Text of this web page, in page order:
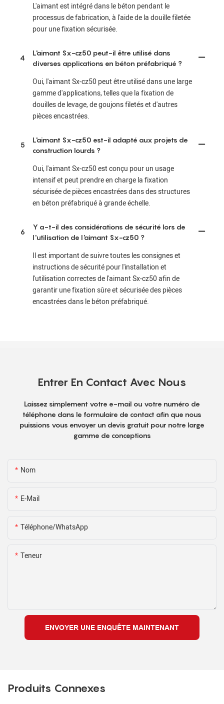
L'aimant est intégré dans le béton pendant le
processus de fabrication, à l'aide de la douille filetée
pour une fixation sécurisée.
4
L'aimant Sx-cz50 peut-il être utilisé dans
diverses applications en béton préfabriqué ?
Oui, l'aimant Sx-cz50 peut être utilisé dans une large
gamme d'applications, telles que la fixation de
douilles de levage, de goujons filetés et d'autres
pièces encastrées.
5
L'aimant Sx-cz50 est-il adapté aux projets de
construction lourds ?
Oui, l'aimant Sx-cz50 est conçu pour un usage
intensif et peut prendre en charge la fixation
sécurisée de pièces encastrées dans des structures
en béton préfabriqué à grande échelle.
6
Y a-t-il des considérations de sécurité lors de
l'utilisation de l'aimant Sx-cz50 ?
Il est important de suivre toutes les consignes et
instructions de sécurité pour l'installation et
l'utilisation correctes de l'aimant Sx-cz50 afin de
garantir une fixation sûre et sécurisée des pièces
encastrées dans le béton préfabriqué.
Entrer En Contact Avec Nous
Laissez simplement votre e-mail ou votre numéro de
téléphone dans le formulaire de contact afin que nous
puissions vous envoyer un devis gratuit pour notre large
gamme de conceptions
Nom
E-Mail
Téléphone/WhatsApp
Teneur
ENVOYER UNE ENQUÊTE MAINTENANT
Produits Connexes